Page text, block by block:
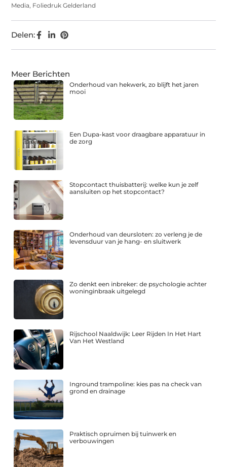
Media, Foliedruk Gelderland
Delen:
Meer Berichten
Onderhoud van hekwerk, zo blijft het jaren
mooi
Een Dupa-kast voor draagbare apparatuur in
de zorg
Stopcontact thuisbatterij: welke kun je zelf
aansluiten op het stopcontact?
Onderhoud van deursloten: zo verleng je de
levensduur van je hang- en sluitwerk
Zo denkt een inbreker: de psychologie achter
woninginbraak uitgelegd
Rijschool Naaldwijk: Leer Rijden In Het Hart
Van Het Westland
Inground trampoline: kies pas na check van
grond en drainage
Praktisch opruimen bij tuinwerk en
verbouwingen